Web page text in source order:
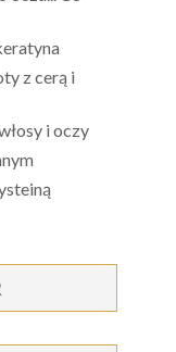
z cerą i
i oczy